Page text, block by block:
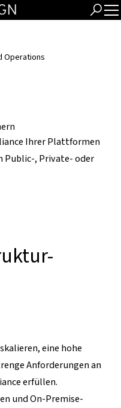
Operations
Ihrer Plattformen
Public-, Private- oder
eine hohe
Anforderungen an
erfüllen.
und On-Premise-